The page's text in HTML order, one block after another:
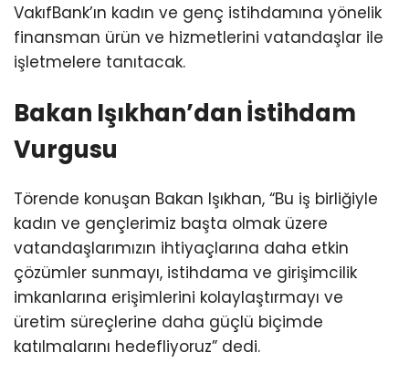
VakıfBank’ın kadın ve genç istihdamına yönelik
finansman ürün ve hizmetlerini vatandaşlar ile
işletmelere tanıtacak.
Bakan Işıkhan’dan İstihdam
Vurgusu
Törende konuşan Bakan Işıkhan, “Bu iş birliğiyle
kadın ve gençlerimiz başta olmak üzere
vatandaşlarımızın ihtiyaçlarına daha etkin
çözümler sunmayı, istihdama ve girişimcilik
imkanlarına erişimlerini kolaylaştırmayı ve
üretim süreçlerine daha güçlü biçimde
katılmalarını hedefliyoruz” dedi.